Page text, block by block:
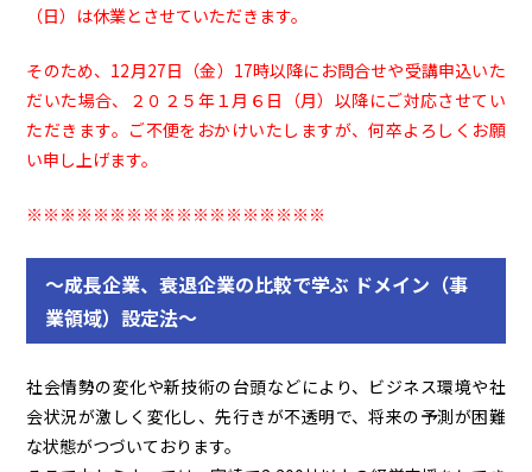
（日）は休業とさせていただきます。
そのため、12月27日（金）17時以降にお問合せや受講申込いた
だいた場合、２０２５年１月６日（月）以降にご対応させてい
ただきます。ご不便をおかけいたしますが、何卒よろしくお願
い申し上げます。
※※※※※※※※※※※※※※※※※※
～成長企業、衰退企業の比較で学ぶ ドメイン（事
業領域）設定法～
社会情勢の変化や新技術の台頭などにより、ビジネス環境や社
会状況が激しく変化し、先行きが不透明で、将来の予測が困難
な状態がつづいております。